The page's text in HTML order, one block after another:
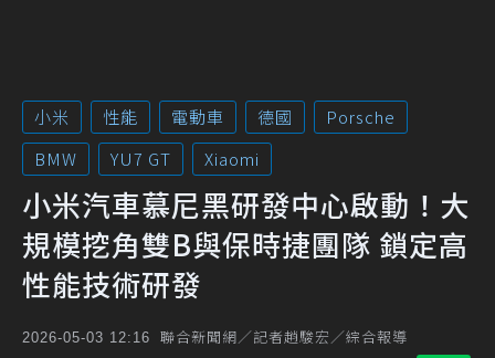
小米 性能 電動車 德國
Porsche
BMW
YU7 GT Xiaomi
小米汽車慕尼黑研發中心啟動！大
規模挖角雙B與保時捷團隊 鎖定高
性能技術研發
2026-05-03 12:16 聯合新聞網／記者趙駿宏／綜合報導